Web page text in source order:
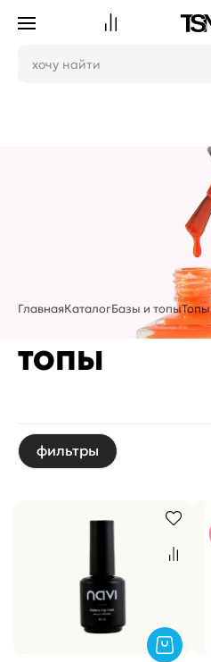
ГлавнаяКаталогБазы и топыТопы
ТОПЫ
фильтры